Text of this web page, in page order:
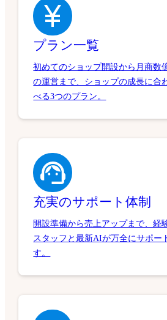
プラン一覧
初めてのショップ開設から月商数
の運営まで、ショップの成長に合
べる3つのプラン。
充実のサポート体制
開設準備から売上アップまで、経
スタッフと最新AIが万全にサポー
す。